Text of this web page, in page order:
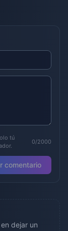
tú
0/2000
comentario
dejar un